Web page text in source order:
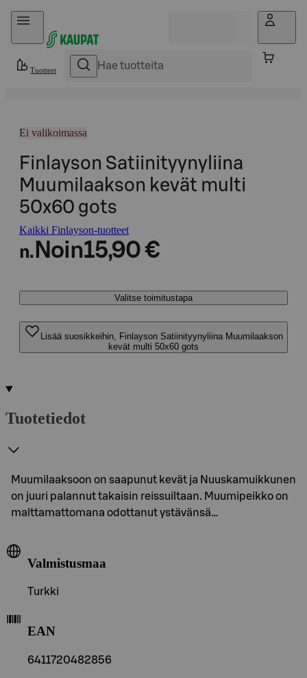
Hyppää sisältöön
Tuotteet
Ei valikoimassa
Finlayson Satiinityynyliina
Muumilaakson kevät multi
50x60 gots
Kaikki Finlayson-tuotteet
n. Noin15,90 €
Valitse toimitustapa
Lisää suosikkeihin, Finlayson Satiinityynyliina Muumilaakson
kevät multi 50x60 gots
Tuotetiedot
Muumilaaksoon on saapunut kevät ja Nuuskamuikkunen
on juuri palannut takaisin reissuiltaan. Muumipeikko on
malttamattomana odottanut ystävänsä…
Valmistusmaa
Turkki
EAN
6411720482856